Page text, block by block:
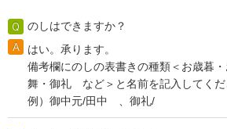
のしはできますか？
はい。承ります。
備考欄にのしの表書きの種類＜お歳暮
舞・御礼 など＞と名前を記入してくだ
例）御中元/田中 、御礼/